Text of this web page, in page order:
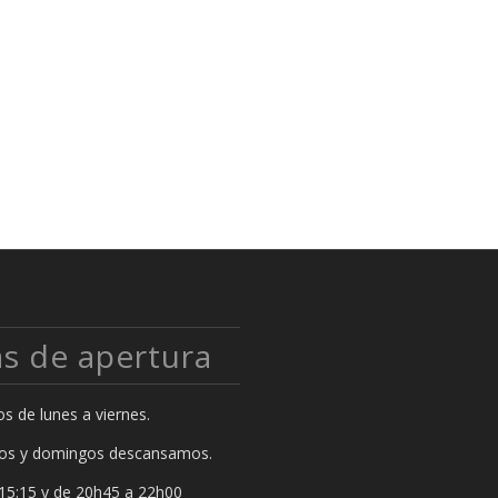
de apertura
de lunes a viernes.
y domingos descansamos.
y de 20h45 a 22h00